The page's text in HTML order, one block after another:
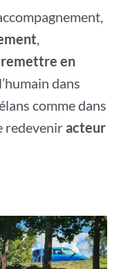
,
remettre en
dans
comme dans
redeveniracteur